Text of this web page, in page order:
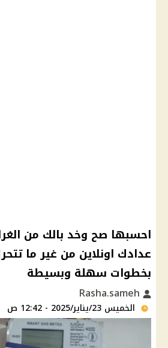
احسبها صح وخد بالك من
عدادك اونلاين من غير ما
بخطوات سهلة وبسيطة
الخميس 23/يناير/2025 - 12:42 ص